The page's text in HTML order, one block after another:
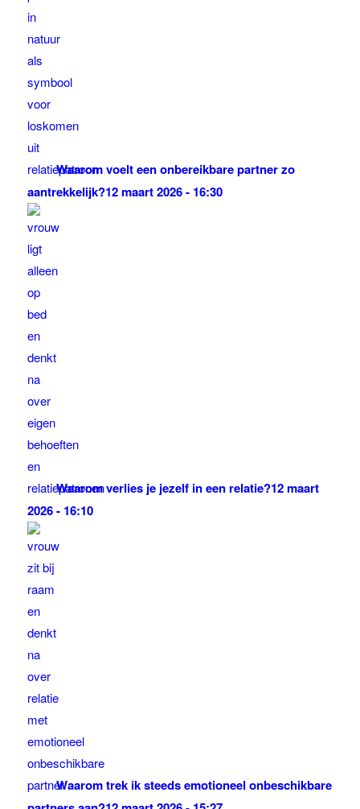
Waarom voelt een onbereikbare partner zo
aantrekkelijk?12 maart 2026 - 16:30
Waarom verlies je jezelf in een relatie?12 maart
2026 - 16:10
Waarom trek ik steeds emotioneel onbeschikbare